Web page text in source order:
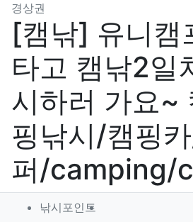
경상권
[캠낚] 유니캠
타고 캠낚2일
시하러 가요~
핑낚시/캠핑
퍼/camping/
작성자 정보
낚시포인트